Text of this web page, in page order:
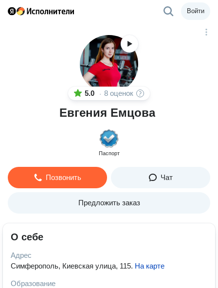
Войти
5.0 · 8 оценок
Евгения Емцова
Паспорт
Позвонить Чат
Предложить заказ
О себе
Адрес
Симферополь, Киевская улица, 115. На карте
Образование